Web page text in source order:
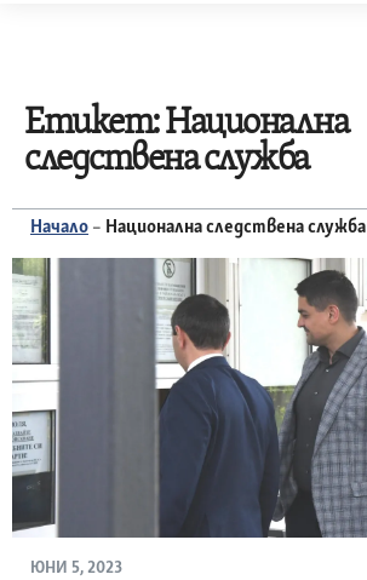
Етикет:Национална
следствена служба
Начало – Национална следствена служба
ЮНИ 5, 2023